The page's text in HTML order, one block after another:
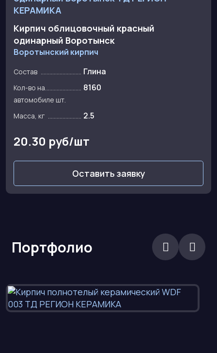
Кирпич облицовочный красный
одинарный Воротынск
Воротынский кирпич
Состав Глина
Кол-во на
автомобиле шт.
8160
Масса, кг 2.5
20.30 руб/шт
Оставить заявку
Портфолио